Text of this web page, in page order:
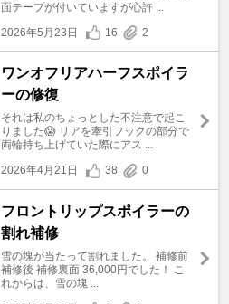
面テープが付いていますが心許 ...
2026年5月23日
16 2
ワンオフリアハーフスポイラ
ーの修復
それは私のちょっとした不注意で起こ
りました😱 リアを牽引フックの部分で
両輪持ち上げていた際にアス ...
2026年4月21日
38 0
フロントリップスポイラーの
割れ補修
雪の塊が当たって割れました。 補修前
補修後 補修裏面 36,000円でした！ こ
れからは、雪の塊 ...